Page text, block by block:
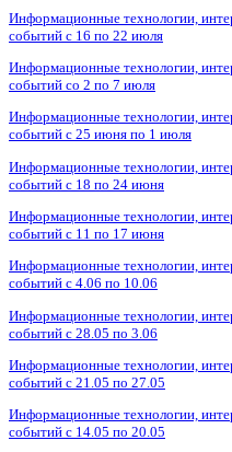
Информационные технологии,
событий с 16 по 22 июля
Информационные технологии,
событий со 2 по 7 июля
Информационные технологии,
событий с 25 июня по 1 июля
Информационные технологии,
событий с 18 по 24 июня
Информационные технологии,
событий с 11 по 17 июня
Информационные технологии,
событий с 4.06 по 10.06
Информационные технологии,
событий с 28.05 по 3.06
Информационные технологии,
событий с 21.05 по 27.05
Информационные технологии,
событий с 14.05 по 20.05